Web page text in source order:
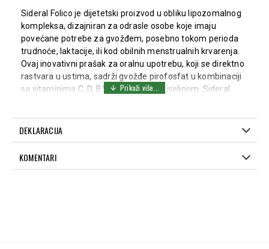
Sideral Folico je dijetetski proizvod u obliku lipozomalnog
kompleksa, dizajniran za odrasle osobe koje imaju
povećane potrebe za gvožđem, posebno tokom perioda
trudnoće, laktacije, ili kod obilnih menstrualnih krvarenja.
Ovaj inovativni prašak za oralnu upotrebu, koji se direktno
rastvara u ustima, sadrži gvožđe pirofosfat u kombinaciji
sa vitaminima C, D, B12, B6 i folnom kiselinom. Sideral
imunološkog sistema.
Način upotrebe:
Jednu kesicu dnevno rastvoriti direktno u ustima, bez
dodatne tečnosti.
DEKLARACIJA
KOMENTARI